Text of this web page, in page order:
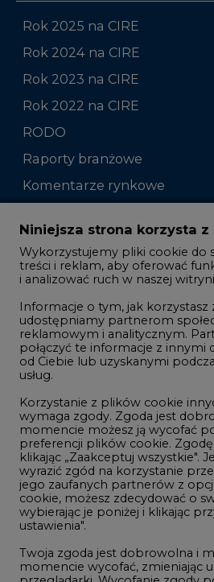
Rok 2025 na CIRE
Rok 2024 na CIRE
Rok 2023 na CIRE
Rok 2022 na CIRE
RODO
Raporty branżowe
Komentarze rynkowe
Zmiany kadrowe na rynku
Studio CIRE
Rozmowy o energetyce
Gospodarka
Geopolityka
LTE450
Innowacje i AI
Telekomunikacja i IT
Handel emisjami CO2
Wodór
Górnictwo
Niniejsza strona korzysta
Wykorzystujemy pliki cookie do
treści i reklam, aby oferować
i analizować ruch w naszej
Informacje o tym, jak korzystasz
udostępniamy partnerom
reklamowym i analitycznym.
połączyć te informacje z
od Ciebie lub uzyskanymi
usług.
Korzystanie z plików cookie
wymaga zgody. Zgoda jest
momencie możesz ją wycofać
preferencji plików cookie.
klikając „Zaakceptuj wszystkie".
wyrazić zgód na korzystanie
jego zaufanych partnerów z
cookie, możesz zdecydować o
wybierając je poniżej i klikając
ustawienia".
Twoja zgoda jest dobrowolna i
momencie wycofać, zmieniając